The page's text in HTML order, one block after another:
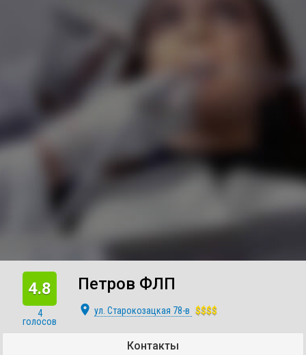
4.8
4
голосов
Петров ФЛП
place ул. Старокозацкая 78-в $$$$
Контакты